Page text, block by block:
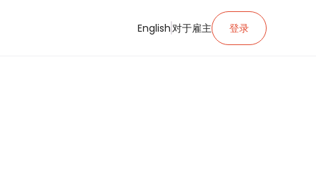
English对于雇主 登录